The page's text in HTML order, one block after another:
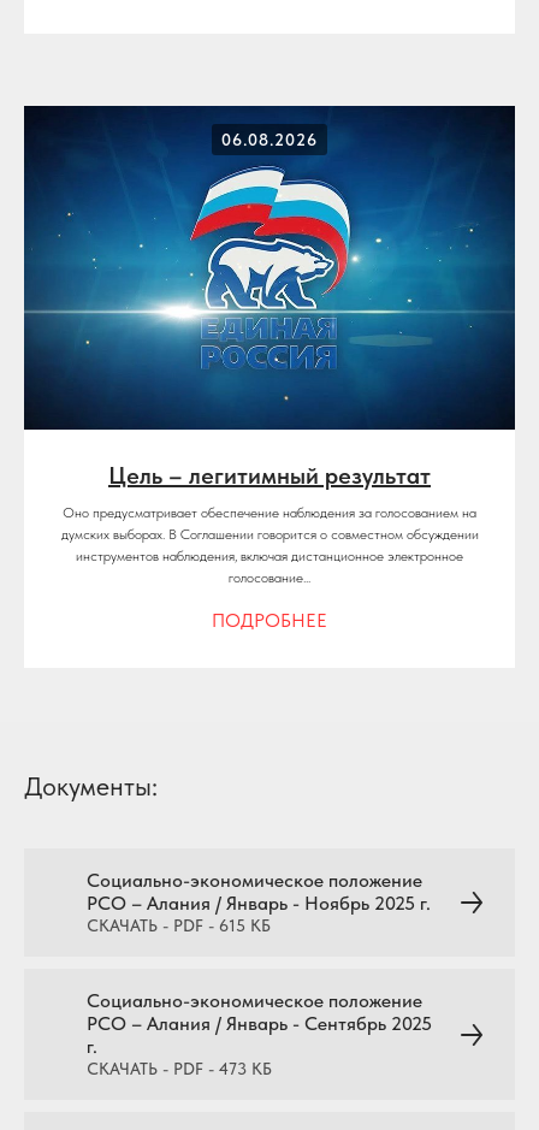
06.08.2026
Цель – легитимный результат
Оно предусматривает обеспечение наблюдения за голосованием на
думских выборах. В Соглашении говорится о совместном обсуждении
инструментов наблюдения, включая дистанционное электронное
голосование...
ПОДРОБНЕЕ
Документы:
Социально-экономическое положение
РСО – Алания / Январь - Ноябрь 2025 г.
СКАЧАТЬ - PDF - 615 КБ
Социально-экономическое положение
РСО – Алания / Январь - Сентябрь 2025
г.
СКАЧАТЬ - PDF - 473 КБ
при условии указания имени автора и размещения гипертекстовой
исключительно с письменного разрешения правообладателя.
Пользовательское соглашение
© 2025 Республиканская ежедневная газета "Северная Осетия"
пр. Коста, 11, Дом печати
(8-867-2)25-02-25
gazeta.sevos@kpmk.alania.gov.ru
Старая версия сайта